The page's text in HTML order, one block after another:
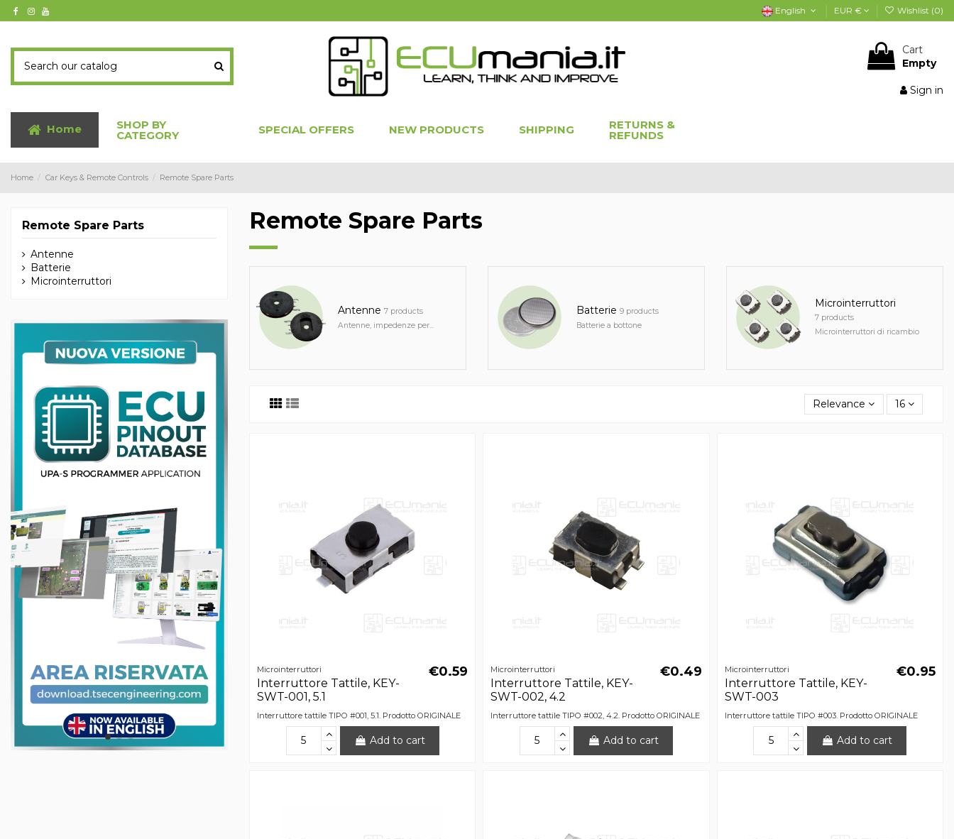
English EUR € Wishlist (0)
Cart
Empty
Sign in
Home SHOP BY
CATEGORY SPECIAL OFFERS NEW PRODUCTS SHIPPING RETURNS &
REFUNDS
Home Car Keys & Remote Controls Remote Spare Parts
Remote Spare Parts
Antenne7 products
Antenne, impedenze per...
Batterie9 products
Batterie a bottone
Microinterruttori
7 products
Microinterruttori di ricambio
Relevance 16
Microinterruttori
Interruttore Tattile, KEY-
SWT-001, 5.1
€0.59
Interruttore tattile TIPO #001, 5.1. Prodotto ORIGINALE
Add to cart
Microinterruttori
Interruttore Tattile, KEY-
SWT-002, 4.2
€0.49
Interruttore tattile TIPO #002, 4.2. Prodotto ORIGINALE
Add to cart
Microinterruttori
Interruttore Tattile, KEY-
SWT-003
€0.95
Interruttore tattile TIPO #003. Prodotto ORIGINALE
Add to cart
Remote Spare Parts
Antenne
Batterie
Microinterruttori